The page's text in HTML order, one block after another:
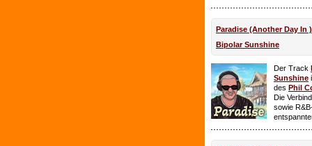
Paradise (Another Day In
Bipolar Sunshine
Der Track
Sunshine
des Phil
Die
sowie